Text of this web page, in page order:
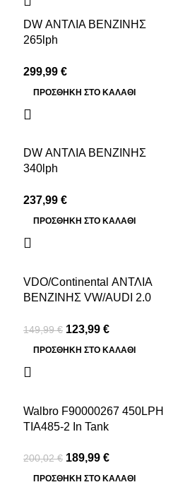
DW ΑΝΤΛΙΑ ΒΕΝΖΙΝΗΣ
265lph
FWD
299,99 €
ΠΡΟΣΘΉΚΗ ΣΤΟ ΚΑΛΆΘΙ
DW ΑΝΤΛΙΑ ΒΕΝΖΙΝΗΣ
340lph
2015-2020
237,99 €
ΠΡΟΣΘΉΚΗ ΣΤΟ ΚΑΛΆΘΙ
-17%
VDO/Continental ΑΝΤΛΙΑ
ΒΕΝΖΙΝΗΣ VW/AUDI 2.0
AWD(ΤΕΤΡΑΚΙΝΗΤΟ)
149,99€ 123,99 €
ΠΡΟΣΘΉΚΗ ΣΤΟ ΚΑΛΆΘΙ
Walbro F90000267 450LPH
TIA485-2 In Tank
200,02€ 189,99 €
ΠΡΟΣΘΉΚΗ ΣΤΟ ΚΑΛΆΘΙ